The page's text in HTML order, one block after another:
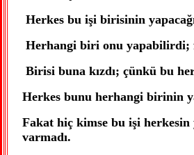
Herkes bu işi birisinin
Herhangi biri onu yapabilirdi;
Birisi buna kızdı; çünkü bu
Herkes bunu herhangi birinin
Fakat hiç kimse bu işi herkesin
varmadı.